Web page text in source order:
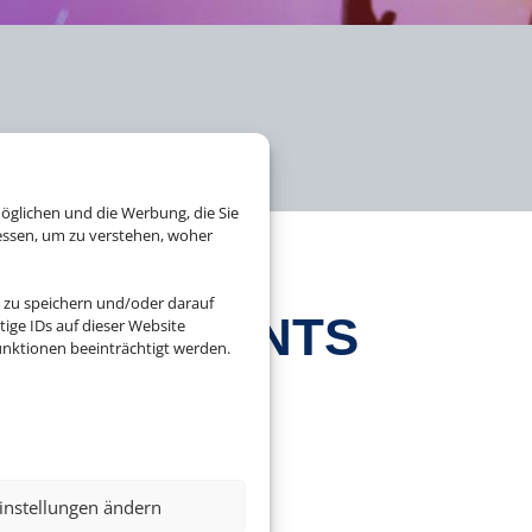
und die Werbung, die Sie
um zu verstehen, woher
speichern und/oder darauf
IDs auf dieser Website
beeinträchtigt werden.
ändern